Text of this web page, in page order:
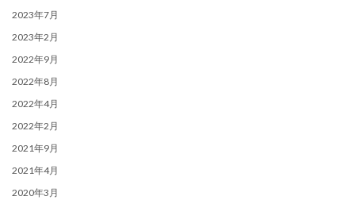
2023年7月
2023年2月
2022年9月
2022年8月
2022年4月
2022年2月
2021年9月
2021年4月
2020年3月